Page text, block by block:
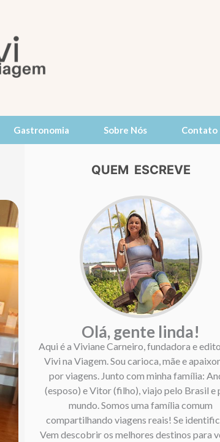
Gastronomia Sobre Nós Contato
QUEM ESCREVE
Olá, gente linda!
Aqui é a Viviane Carneiro, fundadora e
Vivi na Viagem. Sou carioca, mãe e
por viagens. Junto com minha família:
(esposo) e Vitor (filho), viajo pelo Brasil e
mundo. Somos uma família comum
compartilhando viagens reais! Se
Vem descobrir os melhores destinos para